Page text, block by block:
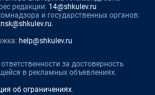
редакции: 14@shkulev.ru
и государственных органов:
.
help@shkulev.ru
за достоверность
в рекламных объявлениях.
об ограничениях.